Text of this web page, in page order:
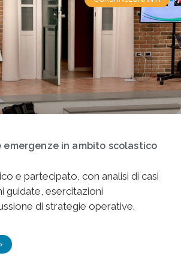
emergenze in ambito scolastico
e partecipato, con analisi di casi
guidate, esercitazioni
di strategie operative.